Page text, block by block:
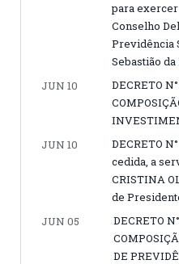
para exercer
Conselho
Previdência
Sebastião
JUN 10
DECRETO
JUN 10
DECRETO
cedida, a
CRISTINA
de
JUN 05
DECRETO
DE